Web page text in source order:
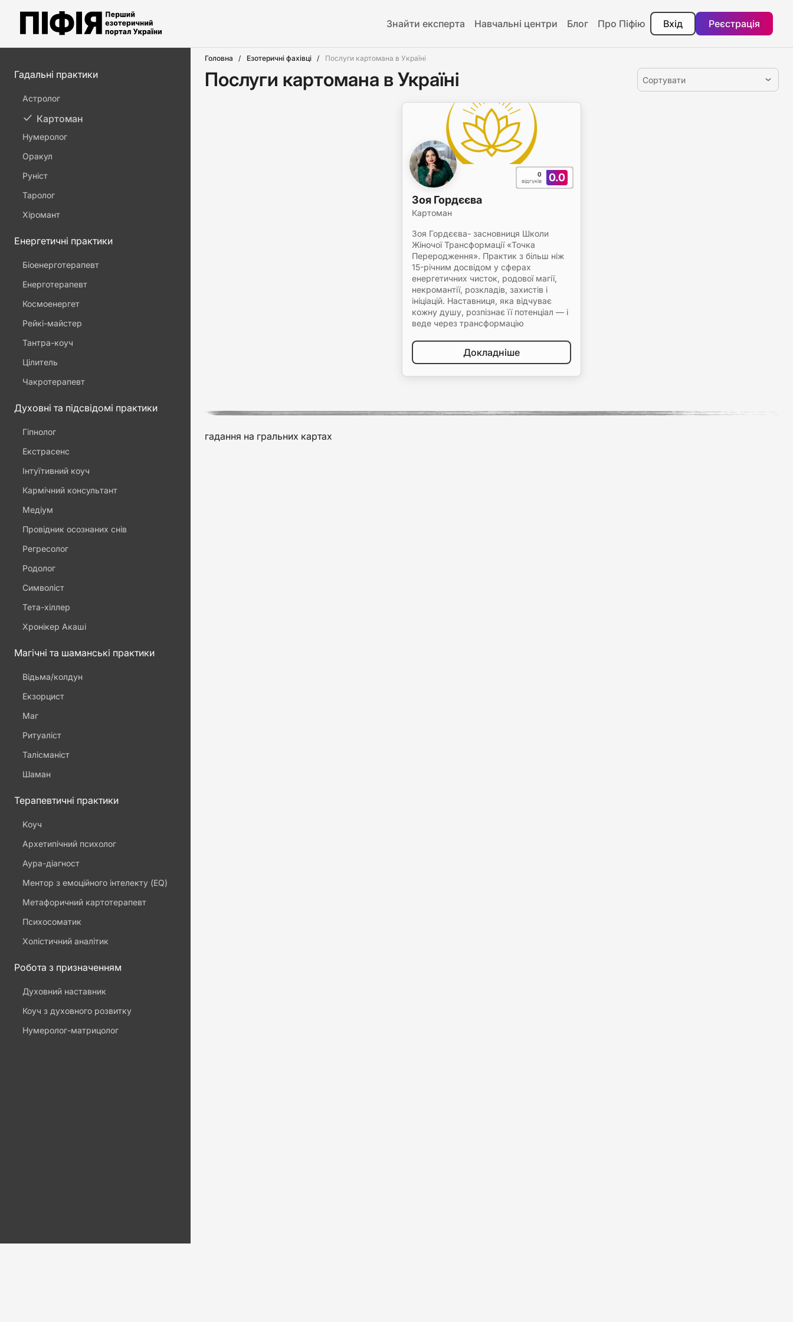
Знайти експерта Навчальні центри Блог Про Піфію Вхід Реєстрація
Головна Езотеричні фахівці Послуги картомана в Україні
Послуги картомана в Україні Сортувати
0.0
0
відгуків
Зоя Гордєєва
Картоман
Зоя Гордєєва- засновниця Школи
Жіночої Трансформації «Точка
Переродження». Практик з більш ніж
15-річним досвідом у сферах
енергетичних чисток, родової магії,
некромантії, розкладів, захистів і
ініціацій. Наставниця, яка відчуває
кожну душу, розпізнає її потенціал — і
веде через трансформацію
Докладніше
гадання на гральних картах
Гадальні практики
Астролог
Картоман
Нумеролог
Оракул
Руніст
Таролог
Хіромант
Енергетичні практики
Біоенерготерапевт
Енерготерапевт
Космоенергет
Рейкі-майстер
Тантра-коуч
Цілитель
Чакротерапевт
Духовні та підсвідомі практики
Гіпнолог
Екстрасенс
Інтуїтивний коуч
Кармічний консультант
Медіум
Провідник осознаних снів
Регресолог
Родолог
Символіст
Тета-хіллер
Хронікер Акаші
Магічні та шаманські практики
Відьма/колдун
Екзорцист
Маг
Ритуаліст
Талісманіст
Шаман
Терапевтичні практики
Kоуч
Архетипічний психолог
Аура-діагност
Ментор з емоційного інтелекту (EQ)
Метафоричний картотерапевт
Психосоматик
Холістичний аналітик
Робота з призначенням
Духовний наставник
Коуч з духовного розвитку
Нумеролог-матрицолог